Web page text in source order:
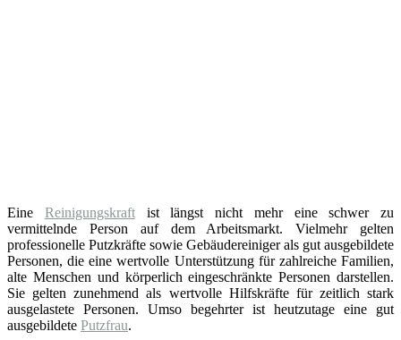
Eine Reinigungskraftist längst nicht mehr eine schwer zu
vermittelnde Person auf dem Arbeitsmarkt. Vielmehr gelten
professionelle Putzkräfte sowie Gebäudereiniger als gut ausgebildete
Personen, die eine wertvolle Unterstützung für zahlreiche Familien,
alte Menschen und körperlich eingeschränkte Personen darstellen.
Sie gelten zunehmend als wertvolle Hilfskräfte für zeitlich stark
ausgelastete Personen. Umso begehrter ist heutzutage eine gut
ausgebildete Putzfrau.